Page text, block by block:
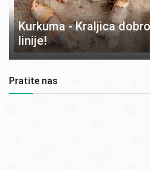
Kurkuma - Kraljica
linije!
Pratite nas